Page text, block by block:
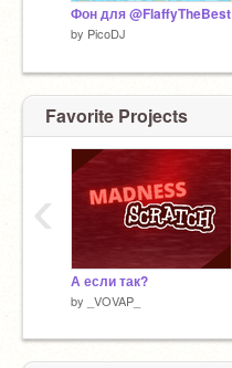
Фон для @FlaffyTheBest
by PicoDJ
Favorite Projects
А если так?
by _VOVAP_
‹